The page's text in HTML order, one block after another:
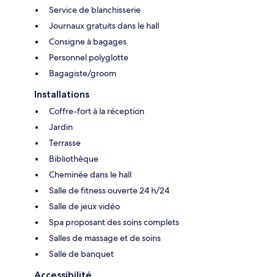
Service de blanchisserie
Journaux gratuits dans le hall
Consigne à bagages
Personnel polyglotte
Bagagiste/groom
Installations
Coffre-fort à la réception
Jardin
Terrasse
Bibliothèque
Cheminée dans le hall
Salle de fitness ouverte 24 h/24
Salle de jeux vidéo
Spa proposant des soins complets
Salles de massage et de soins
Salle de banquet